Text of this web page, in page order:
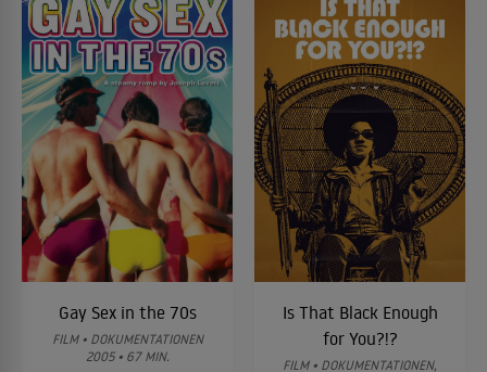
Gay Sex in the 70s
FILM • DOKUMENTATIONEN
2005 • 67 MIN.
Is That Black Enough
for You?!?
FILM • DOKUMENTATIONEN,